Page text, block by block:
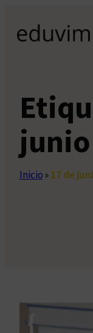
contenido
junio
Inicio»17 de